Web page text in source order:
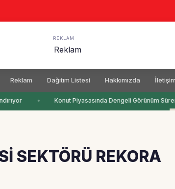
REKLAM
Reklam Dağıtım Listesi Hakkımızda İletişim
Konut Piyasasında Dengeli Görünüm
SEKTÖRÜ REKORA